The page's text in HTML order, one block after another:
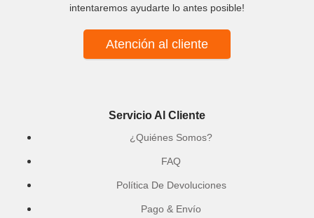
intentaremos ayudarte lo antes posible!
Atención al cliente
Servicio Al Cliente
¿Quiénes Somos?
FAQ
Política De Devoluciones
Pago & Envío